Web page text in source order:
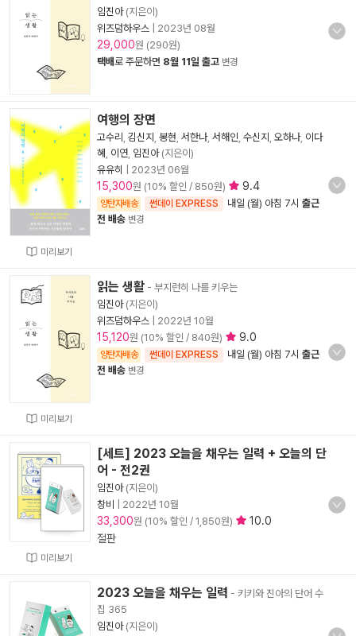
임진아(지은이)
위즈덤하우스
2023년 08월
29,000원 (290원)
택배로 주문하면 8월 11일 출고 변경
미리보기
여행의 장면
고수리 김신지 봉현 서한나, 서해인 수신지 오하나, 이다
혜
이연 임진아(지은이)
유유히
2023년 06월
15,300원 (10% 할인 / 850원) 9.4
양탄자배송 썬데이 EXPRESS 내일 (월) 아침 7시 출근
전 배송 변경
미리보기
읽는 생활 - 부지런히 나를 키우는
임진아(지은이)
위즈덤하우스
2022년 10월
15,120원 (10% 할인 / 840원) 9.0
양탄자배송 썬데이 EXPRESS 내일 (월) 아침 7시 출근
전 배송 변경
미리보기
[세트] 2023 오늘을 채우는 일력 + 오늘의 단
어 - 전2권
임진아(지은이)
창비
2022년 10월
33,300원 (10% 할인 / 1,850원)
10.0
절판
2023 오늘을 채우는 일력 - 키키와 진아의 단어 수
집 365
임진아(지은이)